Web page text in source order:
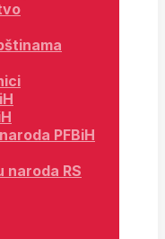
PFBiH
naroda RS